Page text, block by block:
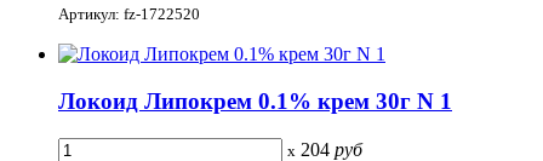
Артикул: fz-1722520
Локоид Липокрем 0.1% крем 30г N 1
x 204 руб